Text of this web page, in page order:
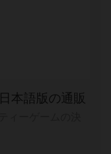
本語版の通販